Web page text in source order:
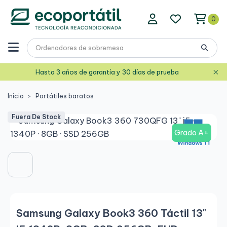
0
Hasta 3 años de garantía y 30 días de prueba ×
Inicio Portátiles baratos
Grado A+
Fuera De Stock
Samsung Galaxy Book3 360 Táctil 13"